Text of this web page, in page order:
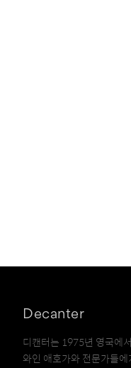
Decanter
디캔터는 1975년 영국에
와인 애호가와 전문가들